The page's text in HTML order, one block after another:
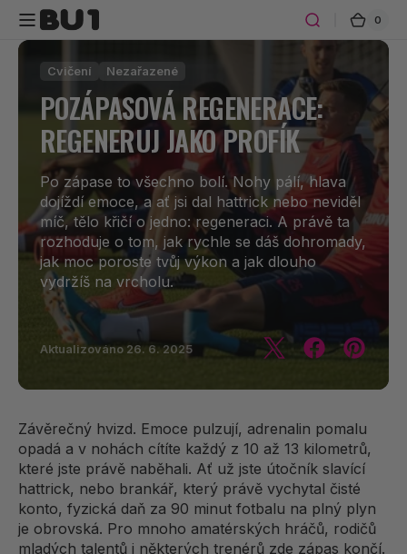
na
obsah
Košík
0
0
Cvičení Nezařazené
POZÁPASOVÁ REGENERACE:
REGENERUJ JAKO PROFÍK
Po zápase to všechno bolí. Nohy pálí, hlava
dojíždí emoce, a ať jsi dal hattrick nebo neviděl
míč, tělo křičí o jedno: regeneraci. A právě ta
rozhoduje o tom, jak rychle se dáš dohromady,
jak moc poroste tvůj výkon a jak dlouho
vydržíš na vrcholu.
Aktualizováno 26. 6. 2025
Závěrečný hvizd. Emoce pulzují, adrenalin pomalu
opadá a v nohách cítíte každý z 10 až 13 kilometrů,
které jste právě naběhali. Ať už jste útočník slavící
hattrick, nebo brankář, který právě vychytal čisté
konto, fyzická daň za 90 minut fotbalu na plný plyn
je obrovská. Pro mnoho amatérských hráčů, rodičů
mladých talentů i některých trenérů zde zápas končí.